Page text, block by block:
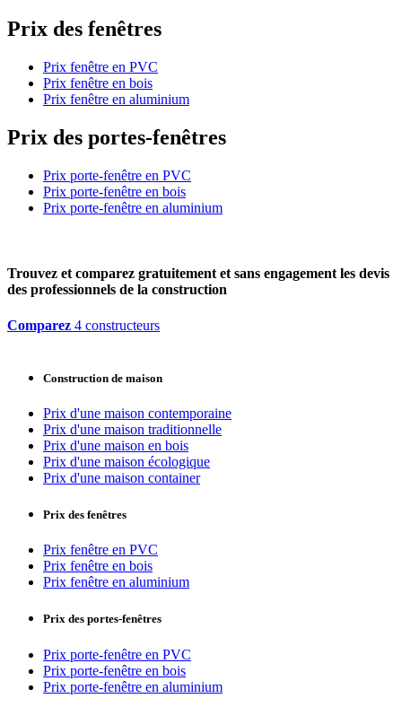
Prix des fenêtres
Prix fenêtre en PVC
Prix fenêtre en bois
Prix fenêtre en aluminium
Prix des portes-fenêtres
Prix porte-fenêtre en PVC
Prix porte-fenêtre en bois
Prix porte-fenêtre en aluminium
Trouvez et comparez gratuitement et sans engagement les devis
des professionnels de la construction
Comparez 4 constructeurs
Construction de maison
Prix d'une maison contemporaine
Prix d'une maison traditionnelle
Prix d'une maison en bois
Prix d'une maison écologique
Prix d'une maison container
Prix des fenêtres
Prix fenêtre en PVC
Prix fenêtre en bois
Prix fenêtre en aluminium
Prix des portes-fenêtres
Prix porte-fenêtre en PVC
Prix porte-fenêtre en bois
Prix porte-fenêtre en aluminium